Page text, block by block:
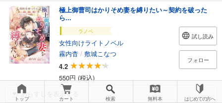
極上御曹司はかりそめ妻を縛りたい～契約を破った
ら...
ラノベ
女性向けライトノベル
霧内杳 / 敷城こなつ
4.2
550円 (税込)
試し読み
フォロー
あらすじを表示する
トップ カート 検索 無料本 はじめての方へ